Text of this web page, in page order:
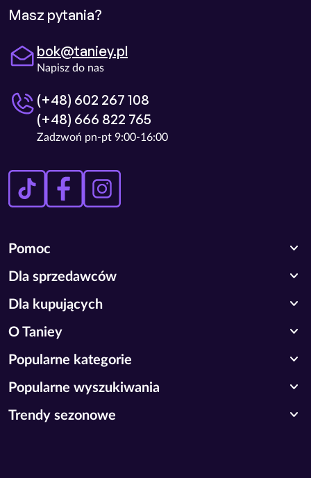
Masz pytania?
bok@taniey.pl
Napisz do nas
(+48) 602 267 108
(+48) 666 822 765
Zadzwoń pn-pt 9:00-16:00
Pomoc expand_more
Dla sprzedawców expand_more
Dla kupujących expand_more
O Taniey expand_more
Popularne kategorie expand_more
Popularne wyszukiwania expand_more
Trendy sezonowe expand_more